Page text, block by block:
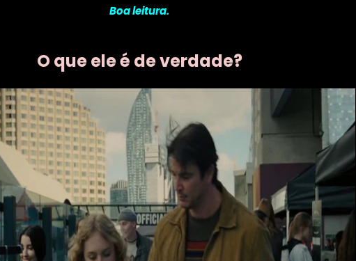
Boa leitura.
O que ele é de verdade?